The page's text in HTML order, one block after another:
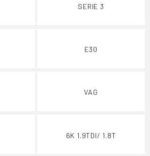
SERIE 3
E30
VAG
6K 1.9TDI/ 1.8T